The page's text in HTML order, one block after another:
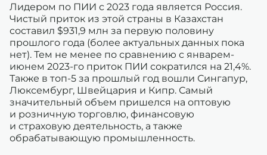
Лидером по ПИИ с 2023 года является Россия.
Чистый приток из этой страны в Казахстан
составил $931,9 млн за первую половину
прошлого года (более актуальных данных пока
нет). Тем не менее по сравнению с январем-
июнем 2023-го приток ПИИ сократился на 21,4%.
Также в топ-5 за прошлый год вошли Сингапур,
Люксембург, Швейцария и Кипр. Самый
значительный объем пришелся на оптовую
и розничную торговлю, финансовую
и страховую деятельность, а также
обрабатывающую промышленность.